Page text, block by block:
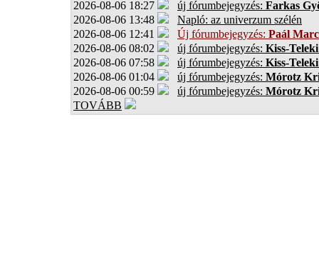
2026-08-06 18:27 új fórumbejegyzés: Farkas
2026-08-06 13:48
Napló: az univerzum szélén
2026-08-06 12:41
Új fórumbejegyzés: Paál
2026-08-06 08:02
új fórumbejegyzés: Kiss-
2026-08-06 07:58
új fórumbejegyzés: Kiss-
2026-08-06 01:04
új fórumbejegyzés: Mórotz
2026-08-06 00:59
új fórumbejegyzés: Mórotz
TOVÁBB